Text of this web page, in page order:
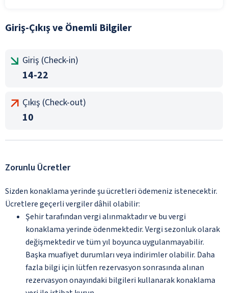
Giriş-Çıkış ve Önemli Bilgiler
Giriş (Check-in)
14-22
Çıkış (Check-out)
10
Zorunlu Ücretler
Sizden konaklama yerinde şu ücretleri ödemeniz istenecektir.
Ücretlere geçerli vergiler dâhil olabilir:
Şehir tarafından vergi alınmaktadır ve bu vergi
konaklama yerinde ödenmektedir. Vergi sezonluk olarak
değişmektedir ve tüm yıl boyunca uygulanmayabilir.
Başka muafiyet durumları veya indirimler olabilir. Daha
fazla bilgi için lütfen rezervasyon sonrasında alınan
rezervasyon onayındaki bilgileri kullanarak konaklama